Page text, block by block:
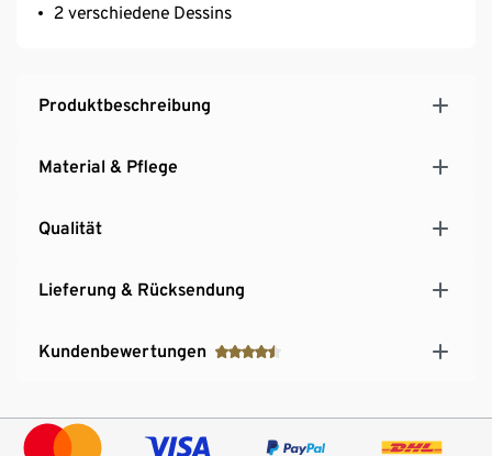
2 verschiedene Dessins
Produktbeschreibung
Material & Pflege
Qualität
Lieferung & Rücksendung
Kundenbewertungen